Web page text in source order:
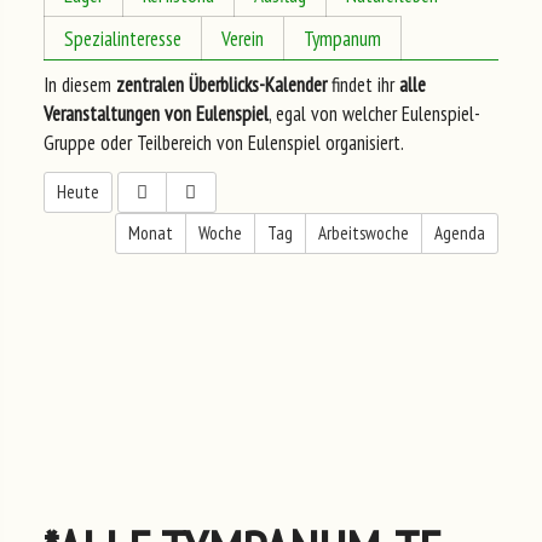
Spezialinteresse
Verein
Tympanum
In diesem zentralen Überblicks-Kalenderfindet ihralle
Veranstaltungen von Eulenspiel, egal von welcher Eulenspiel-
Gruppe oder Teilbereich von Eulenspiel organisiert.
Heute
Monat
Woche Tag Arbeitswoche Agenda